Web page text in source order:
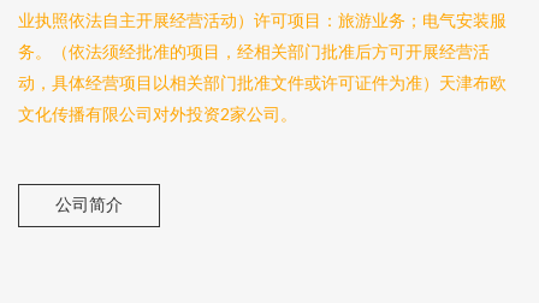
业执照依法自主开展经营活动）许可项目：旅游业务；电气安装服
务。（依法须经批准的项目，经相关部门批准后方可开展经营活
动，具体经营项目以相关部门批准文件或许可证件为准）天津布欧
文化传播有限公司对外投资2家公司。
公司简介